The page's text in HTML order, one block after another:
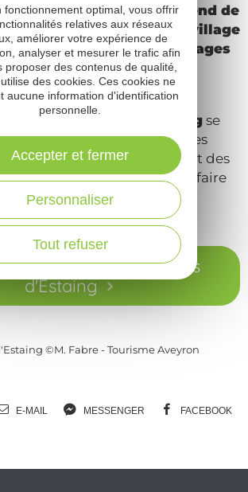
©M. Fabre - Tourisme Aveyron
annéele deuxième weekend de
le cadre exceptionnel du
village
parmi lesPlus Beaux Villages
jours, le village d'Estaing se
véritable théâtre vivant : des
spectacles, des ateliers
et des
vous attendent pour vous faire
et coutumes du Moyen Âge.
plus sur les Médiévales
d'Estaing
E-MAIL MESSENGER FACEBOOK
fonctionnement optimal, vous offrir
relatives aux réseaux
améliorer votre expérience de
analyser et mesurer le trafic afin
proposer des contenus de qualité,
des cookies. Ces cookies ne
aucune information d'identification
personnelle.
Tout refuser
Personnaliser
Accepter et fermer